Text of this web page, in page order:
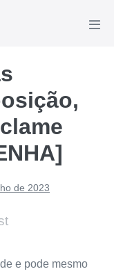
de 2023
e pode mesmo